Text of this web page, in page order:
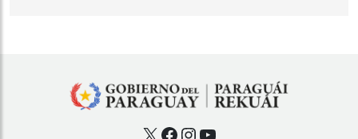
X Facebook
Instagram
YouTube